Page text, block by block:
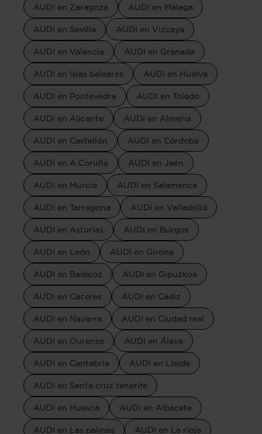
AUDI en Zaragoza AUDI en Málaga
AUDI en Sevilla AUDI en Vizcaya
AUDI en Valencia AUDI en Granada
AUDI en Islas baleares AUDI en Huelva
AUDI en Pontevedra AUDI en Toledo
AUDI en Alicante AUDI en Almería
AUDI en Castellón AUDI en Córdoba
AUDI en A Coruña AUDI en Jaén
AUDI en Murcia AUDI en Salamanca
AUDI en Tarragona AUDI en Valladolid
AUDI en Asturias AUDI en Burgos
AUDI en León AUDI en Girona
AUDI en Badajoz AUDI en Gipuzkoa
AUDI en Cáceres AUDI en Cádiz
AUDI en Navarra AUDI en Ciudad real
AUDI en Ourense AUDI en Álava
AUDI en Cantabria AUDI en Lleida
AUDI en Santa cruz tenerife
AUDI en Huesca AUDI en Albacete
AUDI en Las palmas AUDI en La rioja